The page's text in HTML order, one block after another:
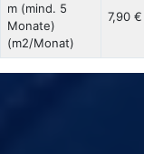
m (mind. 5
Monate)
(m2/Monat)
7,90 €